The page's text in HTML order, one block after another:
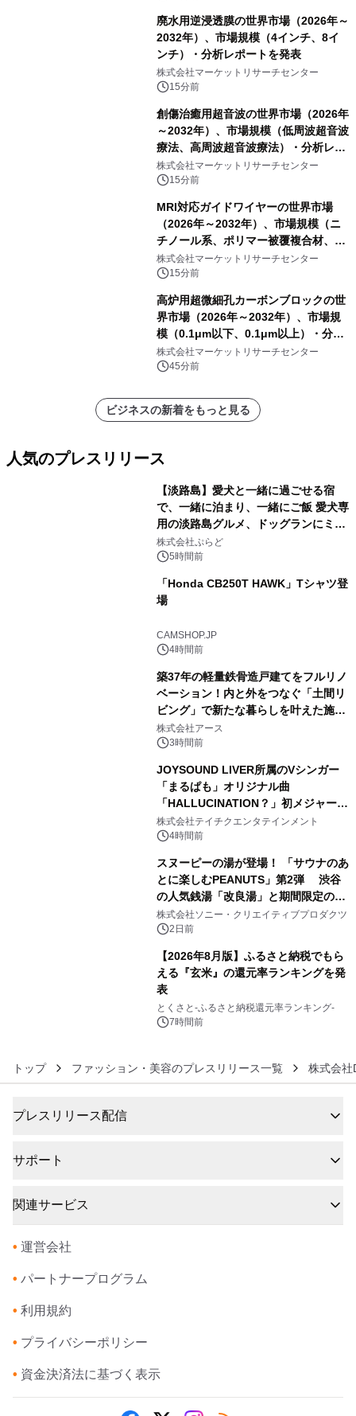
廃水用逆浸透膜の世界市場（2026年～
2032年）、市場規模（4インチ、8イ
ンチ）・分析レポートを発表
株式会社マーケットリサーチセンター
15分前
創傷治癒用超音波の世界市場（2026年
～2032年）、市場規模（低周波超音波
療法、高周波超音波療法）・分析レポ
ートを発表
株式会社マーケットリサーチセンター
15分前
MRI対応ガイドワイヤーの世界市場
（2026年～2032年）、市場規模（ニ
チノール系、ポリマー被覆複合材、そ
の他）・分析レポートを発表
株式会社マーケットリサーチセンター
15分前
高炉用超微細孔カーボンブロックの世
界市場（2026年～2032年）、市場規
模（0.1μm以下、0.1μm以上）・分析
レポートを発表
株式会社マーケットリサーチセンター
45分前
ビジネスの新着をもっと見る
人気のプレスリリース
【淡路島】愛犬と一緒に過ごせる宿
で、一緒に泊まり、一緒にご飯 愛犬専
用の淡路島グルメ、ドッグランにミニ
プール グランピングとトレーラーハウ
スの2施設で
株式会社ぷらど
5時間前
「Honda CB250T HAWK」Tシャツ登
場
CAMSHOP.JP
4時間前
築37年の軽量鉄骨造戸建てをフルリノ
ベーション！内と外をつなぐ「土間リ
ビング」で新たな暮らしを叶えた施工
事例を株式会社アースが公開
株式会社アース
3時間前
JOYSOUND LIVER所属のVシンガー
「まるぱも」オリジナル曲
「HALLUCINATION？」初メジャー配
信リリース決定！
株式会社テイチクエンタテインメント
4時間前
スヌーピーの湯が登場！ 「サウナのあ
とに楽しむPEANUTS」第2弾 渋谷
の人気銭湯「改良湯」と期間限定のコ
ラボレーション サウナイキタイコラ
ボグッズも発売決定！
株式会社ソニー・クリエイティブプロダクツ
2日前
【2026年8月版】ふるさと納税でもら
える『玄米』の還元率ランキングを発
表
とくさと-ふるさと納税還元率ランキング-
7時間前
トップ ファッション・美容のプレスリリース一覧 株式会社
プレスリリース配信
サポート
関連サービス
• 運営会社
• パートナープログラム
• 利用規約
• プライバシーポリシー
• 資金決済法に基づく表示